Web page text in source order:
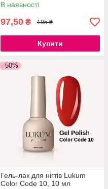
В наявності
97,50 ₴ 195 ₴
Купити
–50%
Гель-лак для нігтів Lukum
Color Code 10, 10 мл